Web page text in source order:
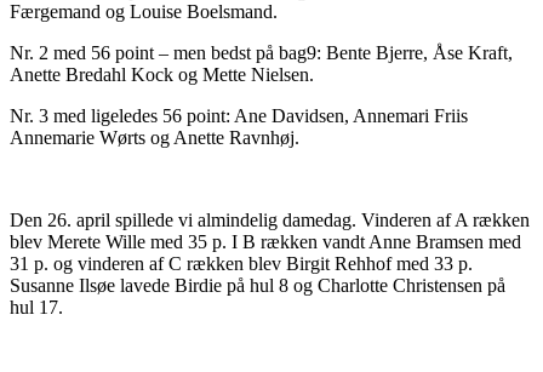
Færgemand og Louise Boelsmand.
Nr. 2 med 56 point – men bedst på bag9: Bente Bjerre, Åse Kraft,
Anette Bredahl Kock og Mette Nielsen.
Nr. 3 med ligeledes 56 point: Ane Davidsen, Annemari Friis
Annemarie Wørts og Anette Ravnhøj.
Den 26. april spillede vi almindelig damedag. Vinderen af A rækken
blev Merete Wille med 35 p. I B rækken vandt Anne Bramsen med
31 p. og vinderen af C rækken blev Birgit Rehhof med 33 p.
Susanne Ilsøe lavede Birdie på hul 8 og Charlotte Christensen på
hul 17.